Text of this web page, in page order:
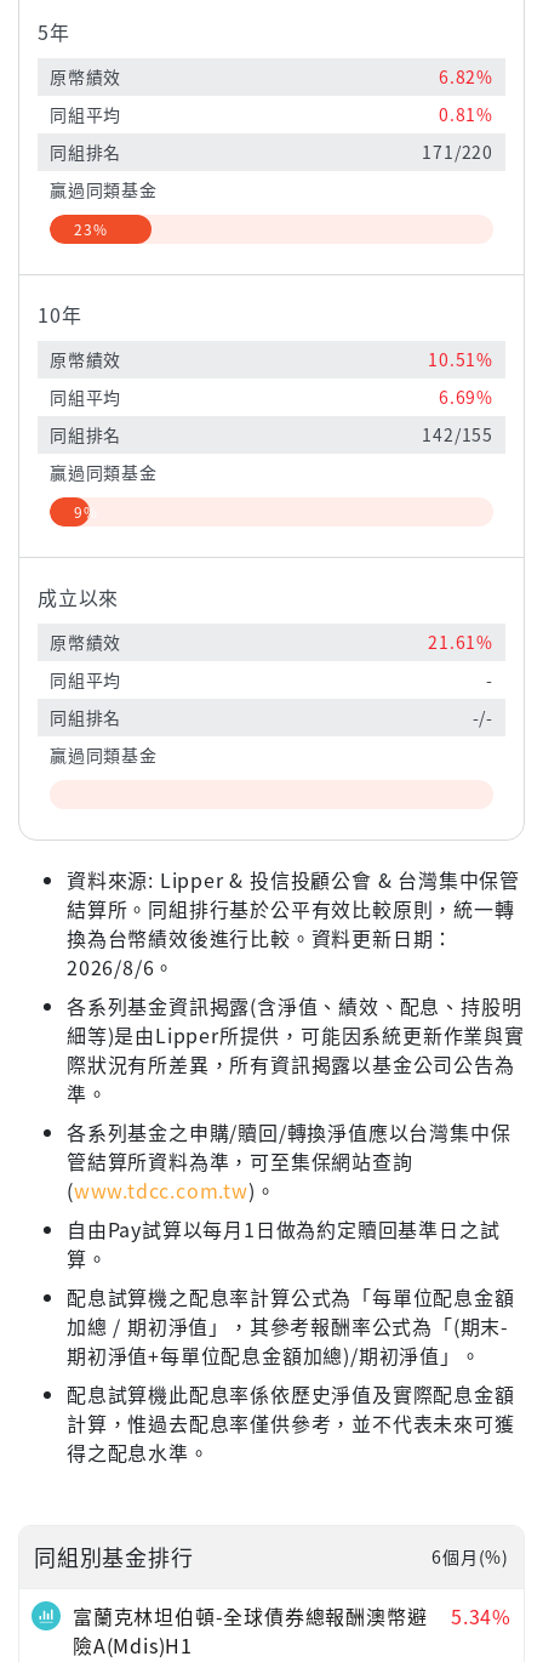
5年
原幣績效
6.82%
同組平均
0.81%
同組排名
171/220
贏過同類基金
23%
10年
原幣績效
10.51%
同組平均
6.69%
同組排名
142/155
贏過同類基金
9%
成立以來
原幣績效
21.61%
同組平均
-
同組排名
-/-
贏過同類基金
資料來源: Lipper & 投信投顧公會 & 台灣集中保管
結算所。同組排行基於公平有效比較原則，統一轉
換為台幣績效後進行比較。資料更新日期：
2026/8/6。
各系列基金資訊揭露(含淨值、績效、配息、持股明
細等)是由Lipper所提供，可能因系統更新作業與實
際狀況有所差異，所有資訊揭露以基金公司公告為
準。
各系列基金之申購/贖回/轉換淨值應以台灣集中保
管結算所資料為準，可至集保網站查詢
(www.tdcc.com.tw)。
自由Pay試算以每月1日做為約定贖回基準日之試
算。
配息試算機之配息率計算公式為「每單位配息金額
加總 / 期初淨值」，其參考報酬率公式為「(期末-
期初淨值+每單位配息金額加總)/期初淨值」。
配息試算機此配息率係依歷史淨值及實際配息金額
計算，惟過去配息率僅供參考，並不代表未來可獲
得之配息水準。
同組別基金排行 6個月(%)
富蘭克林坦伯頓-全球債券總報酬澳幣避
險A(Mdis)H1
5.34%